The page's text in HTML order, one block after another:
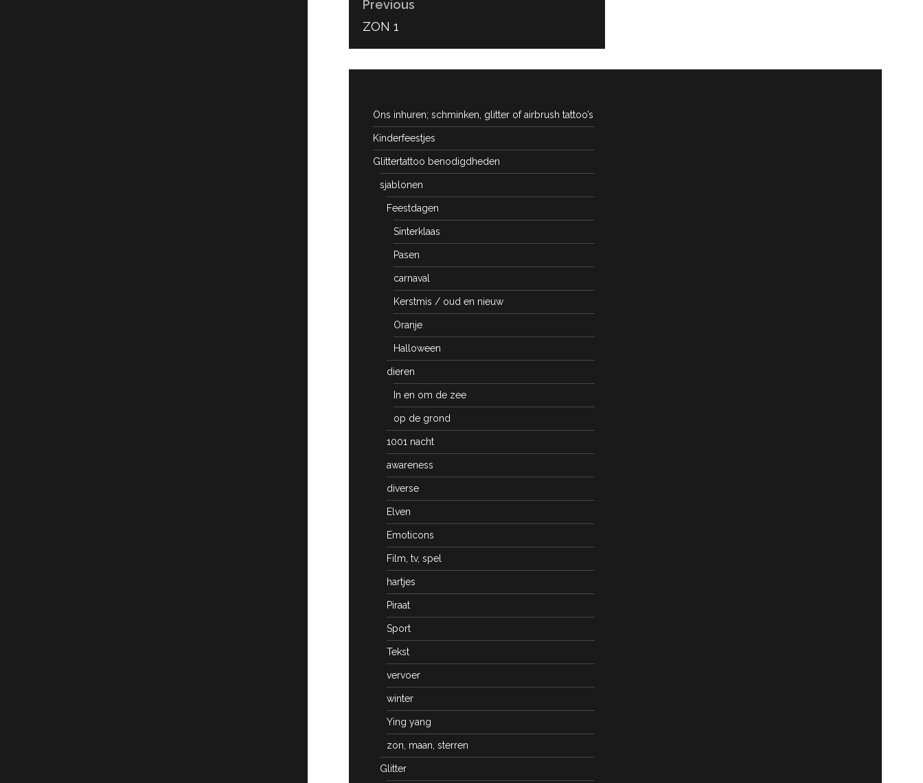
Previous
PREVIOUS
ZON 1
Ons inhuren; schminken, glitter of airbrush tattoo’s
Kinderfeestjes
Glittertattoo benodigdheden
sjablonen
Feestdagen
Sinterklaas
Pasen
carnaval
Kerstmis / oud en nieuw
Oranje
Halloween
dieren
In en om de zee
op de grond
1001 nacht
awareness
diverse
Elven
Emoticons
Film, tv, spel
hartjes
Piraat
Sport
Tekst
vervoer
winter
Ying yang
zon, maan, sterren
Glitter